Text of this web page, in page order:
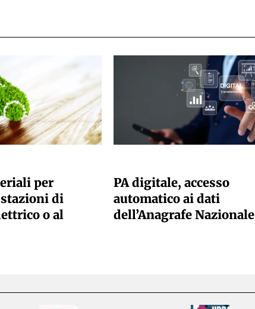
per
di
o al
PA digitale, accesso
automatico ai dati
dell’Anagrafe Nazionale